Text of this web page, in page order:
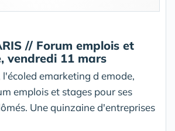
// Forum emplois et
vendredi 11 mars
l'écoled emarketing d emode,
emplois et stages pour ses
Une quinzaine d'entreprises